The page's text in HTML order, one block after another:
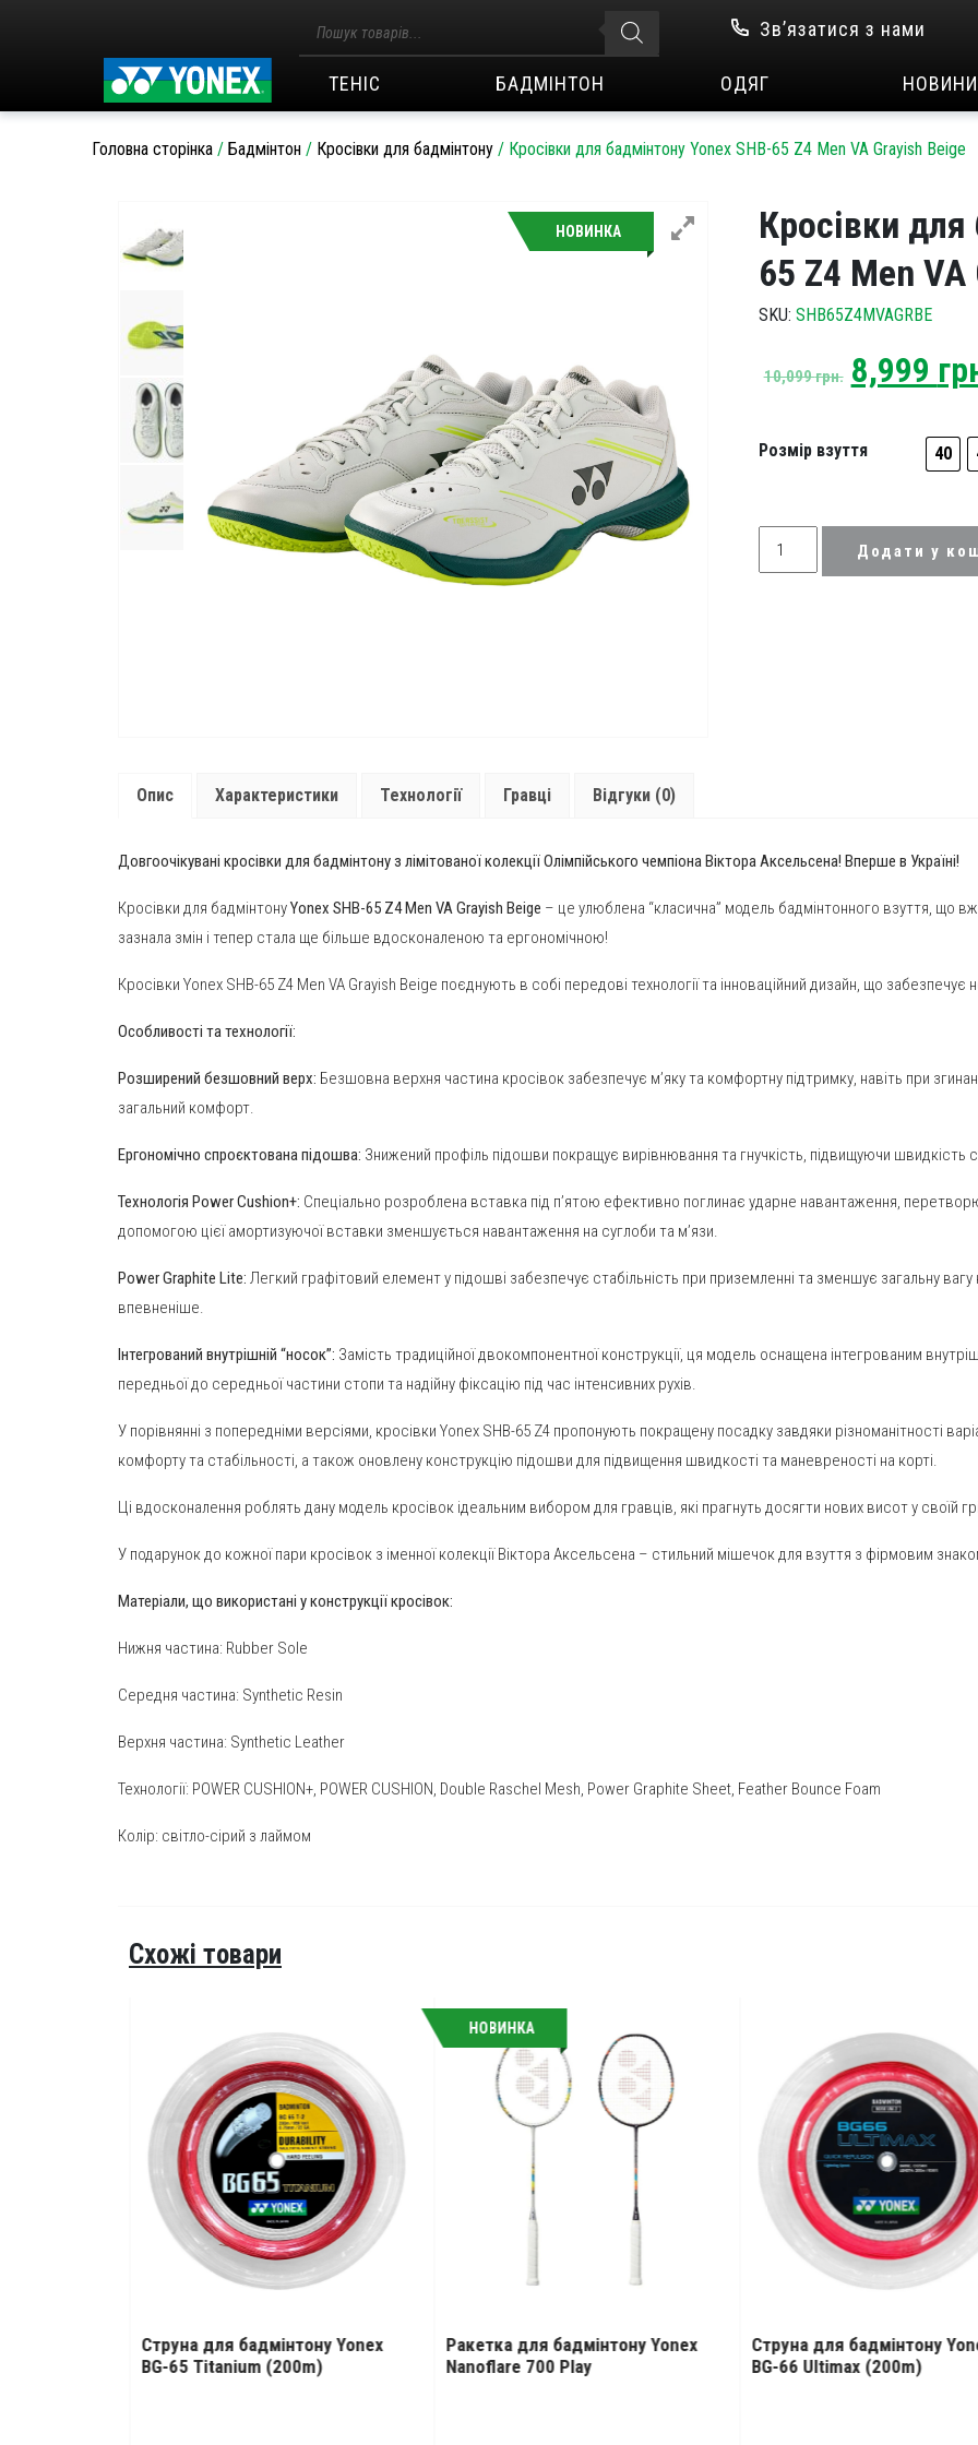
товарів
Зв’язатися з нами
ТЕНІС БАДМІНТОН ОДЯГ НОВИНИ
Головна сторінка / Бадмінтон / Кросівки для бадмінтону / Кросівки для бадмінтону Yonex SHB-65 Z4 Men VA Grayish Beige
НОВИНКА
Кросівки для
65 Z4 Men
SKU: SHB65Z4MVAGRBE
10,099грн. Original
price
10,099
8,999
Розмір взуття 40
Додати у
Опис Характеристики Технології Гравці Відгуки (0)
Довгоочікувані кросівки для бадмінтону з лімітованої колекції Олімпійського чемпіона Віктора Аксельсена! Вперше в Україні!
Кросівки для бадмінтонуYonex SHB-65 Z4 Men VA Grayish Beige – це улюблена “класична” модель бадмінтонного взуття, що
зазнала змін і тепер стала ще більше вдосконаленою та ергономічною!
Кросівки Yonex SHB-65 Z4 Men VA Grayish Beige поєднують в собі передові технології та інноваційний дизайн, що
Особливості та технології:
Розширений безшовний верх: Безшовна верхня частина кросівок забезпечує м’яку та комфортну підтримку, навіть при
загальний комфорт.
Ергономічно спроєктована підошва: Знижений профіль підошви покращує вирівнювання та гнучкість, підвищуючи швидкість
Технологія Power Cushion+: Спеціально розроблена вставка під п’ятою ефективно поглинає ударне навантаження,
допомогою цієї амортизуючої вставки зменшується навантаження на суглоби та м’язи.
Power Graphite Lite: Легкий графітовий елемент у підошві забезпечує стабільність при приземленні та зменшує загальну
впевненіше.
Інтегрований внутрішній “носок”: Замість традиційної двокомпонентної конструкції, ця модель оснащена інтегрованим
передньої до середньої частини стопи та надійну фіксацію під час інтенсивних рухів.
У порівнянні з попередніми версіями, кросівки Yonex SHB-65 Z4 пропонують покращену посадку завдяки різноманітності
комфорту та стабільності, а також оновлену конструкцію підошви для підвищення швидкості та маневреності на корті.
Ці вдосконалення роблять дану модель кросівок ідеальним вибором для гравців, які прагнуть досягти нових висот у своїй
У подарунок до кожної пари кросівок з іменної колекції Віктора Аксельсена – стильний мішечок для взуття з фірмовим
Матеріали, що використані у конструкції кросівок:
Нижня частина: Rubber Sole
Середня частина: Synthetic Resin
Верхня частина: Synthetic Leather
Технології: POWER CUSHION+, POWER CUSHION, Double Raschel Mesh, Power Graphite Sheet, Feather Bounce Foam
Колір: світло-сірий з лаймом
Схожі товари
Струна для бадмінтону Yonex
BG-65 Titanium (200m)
Ракетка для бадмінтону Yonex
Nanoflare 700 Play
НОВИНКА
Струна для бадмінтону
BG-66 Ultimax (200m)